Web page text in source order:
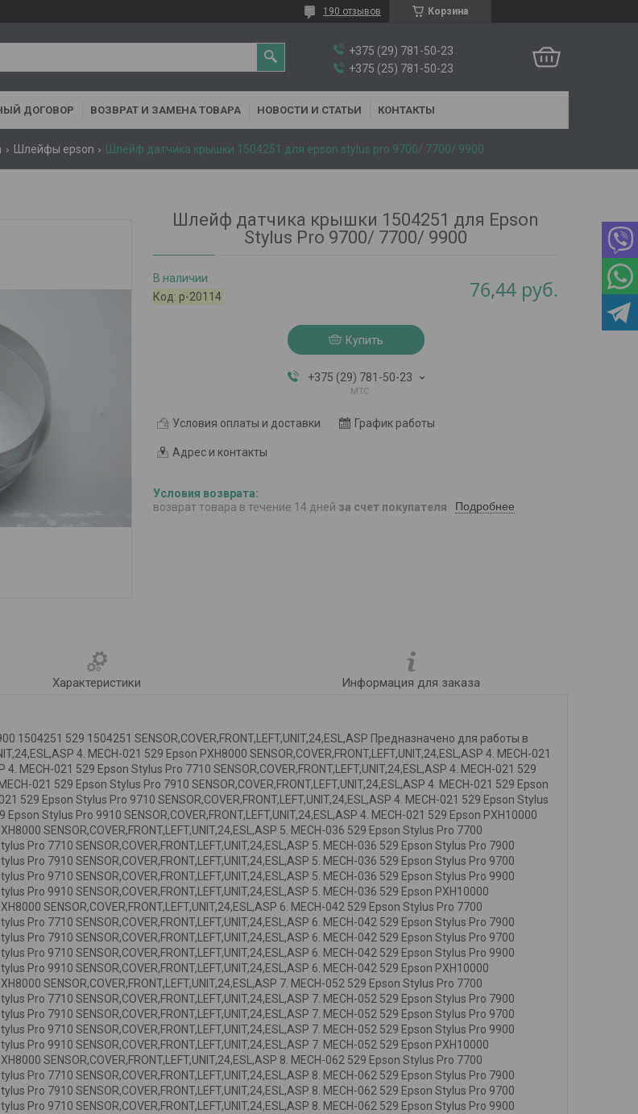
Корзина
190 отзывов
+375 (29) 781-50-23
+375 (25) 781-50-23
ДОГОВОР ВОЗВРАТ И ЗАМЕНА ТОВАРА НОВОСТИ И СТАТЬИ КОНТАКТЫ
Шлейфы epson Шлейф датчика крышки 1504251 для epson stylus pro 9700/ 7700/ 9900
Шлейф датчика крышки 1504251 для Epson
Stylus Pro 9700/ 7700/ 9900
В наличии
Код: р-20114 76,44 руб.
Купить
+375 (29) 781-50-23
мтс
Условия оплаты и доставки График работы
Адрес и контакты
возврат товара в течение 14 дней за счет покупателя Подробнее
Характеристики Информация для заказа
529 1504251 SENSOR,COVER,FRONT,LEFT,UNIT,24,ESL,ASP Предназначено для работы в
4. MECH-021 529 Epson PXH8000 SENSOR,COVER,FRONT,LEFT,UNIT,24,ESL,ASP 4. MECH-021
MECH-021 529 Epson Stylus Pro 7710 SENSOR,COVER,FRONT,LEFT,UNIT,24,ESL,ASP 4. MECH-021 529
021 529 Epson Stylus Pro 7910 SENSOR,COVER,FRONT,LEFT,UNIT,24,ESL,ASP 4. MECH-021 529 Epson
529 Epson Stylus Pro 9710 SENSOR,COVER,FRONT,LEFT,UNIT,24,ESL,ASP 4. MECH-021 529 Epson Stylus
Epson Stylus Pro 9910 SENSOR,COVER,FRONT,LEFT,UNIT,24,ESL,ASP 4. MECH-021 529 Epson PXH10000
SENSOR,COVER,FRONT,LEFT,UNIT,24,ESL,ASP 5. MECH-036 529 Epson Stylus Pro 7700
Pro 7710 SENSOR,COVER,FRONT,LEFT,UNIT,24,ESL,ASP 5. MECH-036 529 Epson Stylus Pro 7900
Pro 7910 SENSOR,COVER,FRONT,LEFT,UNIT,24,ESL,ASP 5. MECH-036 529 Epson Stylus Pro 9700
Pro 9710 SENSOR,COVER,FRONT,LEFT,UNIT,24,ESL,ASP 5. MECH-036 529 Epson Stylus Pro 9900
Pro 9910 SENSOR,COVER,FRONT,LEFT,UNIT,24,ESL,ASP 5. MECH-036 529 Epson PXH10000
SENSOR,COVER,FRONT,LEFT,UNIT,24,ESL,ASP 6. MECH-042 529 Epson Stylus Pro 7700
Pro 7710 SENSOR,COVER,FRONT,LEFT,UNIT,24,ESL,ASP 6. MECH-042 529 Epson Stylus Pro 7900
Pro 7910 SENSOR,COVER,FRONT,LEFT,UNIT,24,ESL,ASP 6. MECH-042 529 Epson Stylus Pro 9700
Pro 9710 SENSOR,COVER,FRONT,LEFT,UNIT,24,ESL,ASP 6. MECH-042 529 Epson Stylus Pro 9900
Pro 9910 SENSOR,COVER,FRONT,LEFT,UNIT,24,ESL,ASP 6. MECH-042 529 Epson PXH10000
SENSOR,COVER,FRONT,LEFT,UNIT,24,ESL,ASP 7. MECH-052 529 Epson Stylus Pro 7700
Pro 7710 SENSOR,COVER,FRONT,LEFT,UNIT,24,ESL,ASP 7. MECH-052 529 Epson Stylus Pro 7900
Pro 7910 SENSOR,COVER,FRONT,LEFT,UNIT,24,ESL,ASP 7. MECH-052 529 Epson Stylus Pro 9700
Pro 9710 SENSOR,COVER,FRONT,LEFT,UNIT,24,ESL,ASP 7. MECH-052 529 Epson Stylus Pro 9900
Pro 9910 SENSOR,COVER,FRONT,LEFT,UNIT,24,ESL,ASP 7. MECH-052 529 Epson PXH10000
SENSOR,COVER,FRONT,LEFT,UNIT,24,ESL,ASP 8. MECH-062 529 Epson Stylus Pro 7700
Pro 7710 SENSOR,COVER,FRONT,LEFT,UNIT,24,ESL,ASP 8. MECH-062 529 Epson Stylus Pro 7900
Pro 7910 SENSOR,COVER,FRONT,LEFT,UNIT,24,ESL,ASP 8. MECH-062 529 Epson Stylus Pro 9700
Pro 9710 SENSOR,COVER,FRONT,LEFT,UNIT,24,ESL,ASP 8. MECH-062 529 Epson Stylus Pro 9900